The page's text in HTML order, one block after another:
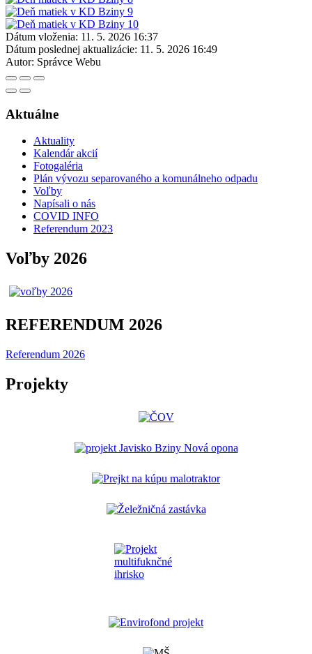
Dátum vloženia: 11. 5. 2026 16:37
Dátum poslednej aktualizácie: 11. 5. 2026 16:49
Autor: Správce Webu
Aktuálne
Aktuality
Kalendár akcií
Fotogaléria
Plán vývozu separovaného a komunálneho odpadu
Voľby
Napísali o nás
COVID INFO
Referendum 2023
Voľby 2026
REFERENDUM 2026
Referendum 2026
Projekty